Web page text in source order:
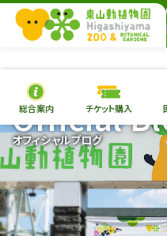
総合案内 チケット購入
オフィシャルブログ
Official